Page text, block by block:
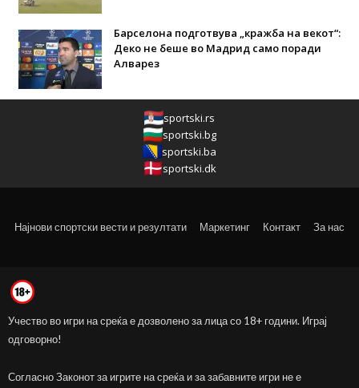
Барселона подготвува „кражба на векот“:
Деко не беше во Мадрид само поради
Алварез
sportski.rs
sportski.bg
sportski.ba
sportski.dk
Најнови спортски вести и резултати Маркетинг Контакт За нас
Учество во игри на среќа е дозволено за лица со 18+ години. Играј
одговорно!
Согласно Законот за игрите на среќа и за забавните игри не е